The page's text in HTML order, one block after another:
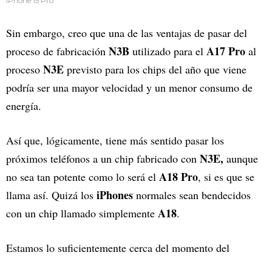
Sin embargo, creo que una de las ventajas de pasar del
proceso de fabricación N3B utilizado para el A17 Pro al
proceso N3E previsto para los chips del año que viene
podría ser una mayor velocidad y un menor consumo de
energía.
Así que, lógicamente, tiene más sentido pasar los
próximos teléfonos a un chip fabricado con N3E, aunque
no sea tan potente como lo será el A18 Pro, si es que se
llama así. Quizá los iPhones normales sean bendecidos
con un chip llamado simplemente A18.
Estamos lo suficientemente cerca del momento del